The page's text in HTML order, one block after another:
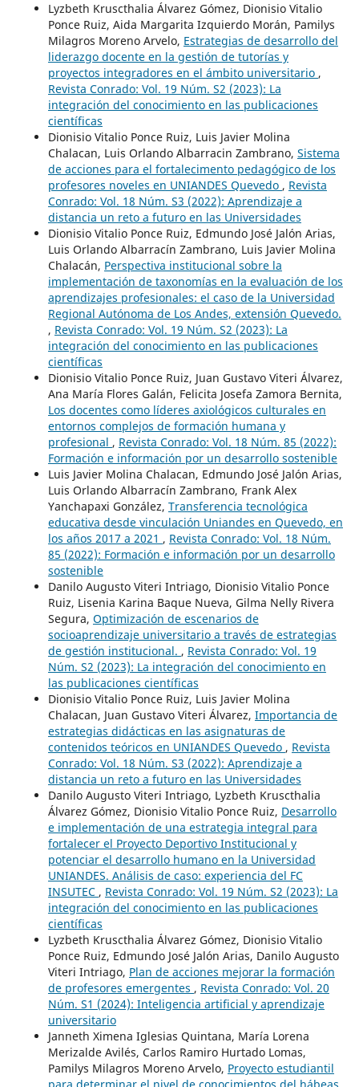
Lyzbeth Kruscthalia Álvarez Gómez, Dionisio Vitalio
Ponce Ruiz, Aida Margarita Izquierdo Morán, Pamilys
Milagros Moreno Arvelo, Estrategias de desarrollo del
liderazgo docente en la gestión de tutorías y
proyectos integradores en el ámbito universitario ,
Revista Conrado: Vol. 19 Núm. S2 (2023): La
integración del conocimiento en las publicaciones
científicas
Dionisio Vitalio Ponce Ruiz, Luis Javier Molina
Chalacan, Luis Orlando Albarracin Zambrano, Sistema
de acciones para el fortalecimento pedagógico de los
profesores noveles en UNIANDES Quevedo , Revista
Conrado: Vol. 18 Núm. S3 (2022): Aprendizaje a
distancia un reto a futuro en las Universidades
Dionisio Vitalio Ponce Ruiz, Edmundo José Jalón Arias,
Luis Orlando Albarracín Zambrano, Luis Javier Molina
Chalacán, Perspectiva institucional sobre la
implementación de taxonomías en la evaluación de los
aprendizajes profesionales: el caso de la Universidad
Regional Autónoma de Los Andes, extensión Quevedo.
, Revista Conrado: Vol. 19 Núm. S2 (2023): La
integración del conocimiento en las publicaciones
científicas
Dionisio Vitalio Ponce Ruiz, Juan Gustavo Viteri Álvarez,
Ana María Flores Galán, Felicita Josefa Zamora Bernita,
Los docentes como líderes axiológicos culturales en
entornos complejos de formación humana y
profesional , Revista Conrado: Vol. 18 Núm. 85 (2022):
Formación e información por un desarrollo sostenible
Luis Javier Molina Chalacan, Edmundo José Jalón Arias,
Luis Orlando Albarracín Zambrano, Frank Alex
Yanchapaxi González, Transferencia tecnológica
educativa desde vinculación Uniandes en Quevedo, en
los años 2017 a 2021 , Revista Conrado: Vol. 18 Núm.
85 (2022): Formación e información por un desarrollo
sostenible
Danilo Augusto Viteri Intriago, Dionisio Vitalio Ponce
Ruiz, Lisenia Karina Baque Nueva, Gilma Nelly Rivera
Segura, Optimización de escenarios de
socioaprendizaje universitario a través de estrategias
de gestión institucional. , Revista Conrado: Vol. 19
Núm. S2 (2023): La integración del conocimiento en
las publicaciones científicas
Dionisio Vitalio Ponce Ruiz, Luis Javier Molina
Chalacan, Juan Gustavo Viteri Álvarez, Importancia de
estrategias didácticas en las asignaturas de
contenidos teóricos en UNIANDES Quevedo , Revista
Conrado: Vol. 18 Núm. S3 (2022): Aprendizaje a
distancia un reto a futuro en las Universidades
Danilo Augusto Viteri Intriago, Lyzbeth Kruscthalia
Álvarez Gómez, Dionisio Vitalio Ponce Ruiz, Desarrollo
e implementación de una estrategia integral para
fortalecer el Proyecto Deportivo Institucional y
potenciar el desarrollo humano en la Universidad
UNIANDES. Análisis de caso: experiencia del FC
INSUTEC , Revista Conrado: Vol. 19 Núm. S2 (2023): La
integración del conocimiento en las publicaciones
científicas
Lyzbeth Kruscthalia Álvarez Gómez, Dionisio Vitalio
Ponce Ruiz, Edmundo José Jalón Arias, Danilo Augusto
Viteri Intriago, Plan de acciones mejorar la formación
de profesores emergentes , Revista Conrado: Vol. 20
Núm. S1 (2024): Inteligencia artificial y aprendizaje
universitario
Janneth Ximena Iglesias Quintana, María Lorena
Merizalde Avilés, Carlos Ramiro Hurtado Lomas,
Pamilys Milagros Moreno Arvelo, Proyecto estudiantil